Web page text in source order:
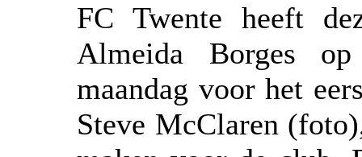
FC Twente heeft
Almeida Borges
maandag voor het
Steve McClaren